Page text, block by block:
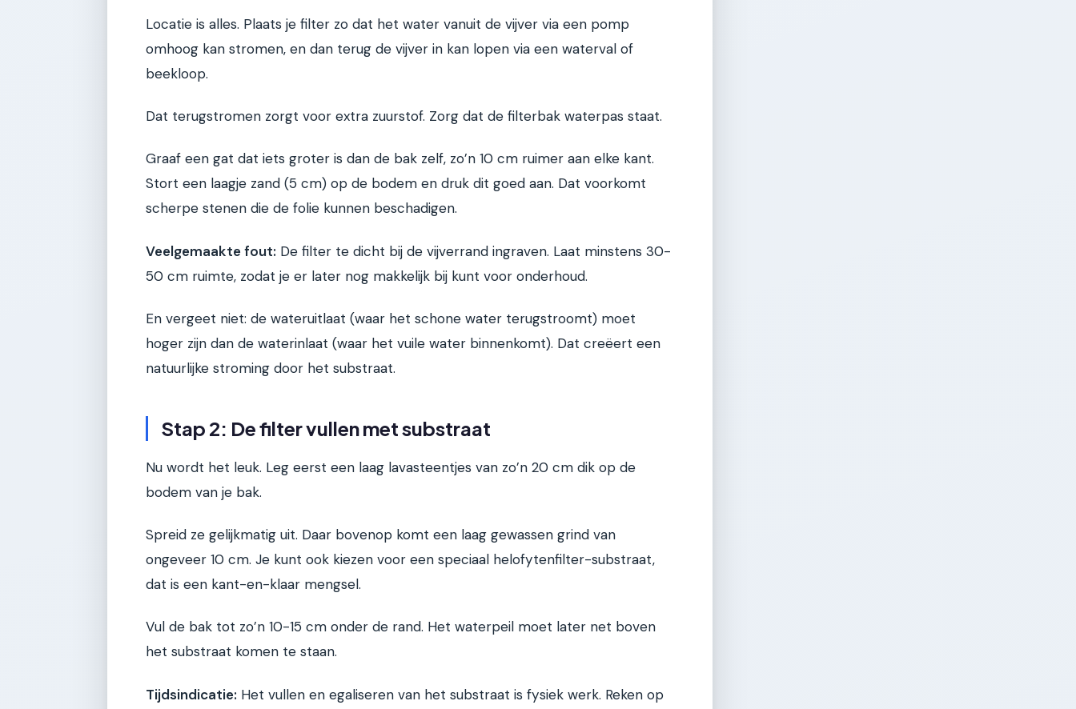
Locatie is alles. Plaats je filter zo dat het water vanuit de vijver via een pomp
omhoog kan stromen, en dan terug de vijver in kan lopen via een waterval of
beekloop.
Dat terugstromen zorgt voor extra zuurstof. Zorg dat de filterbak waterpas staat.
Graaf een gat dat iets groter is dan de bak zelf, zo’n 10 cm ruimer aan elke kant.
Stort een laagje zand (5 cm) op de bodem en druk dit goed aan. Dat voorkomt
scherpe stenen die de folie kunnen beschadigen.
Veelgemaakte fout: De filter te dicht bij de vijverrand ingraven. Laat minstens 30-
50 cm ruimte, zodat je er later nog makkelijk bij kunt voor onderhoud.
En vergeet niet: de wateruitlaat (waar het schone water terugstroomt) moet
hoger zijn dan de waterinlaat (waar het vuile water binnenkomt). Dat creëert een
natuurlijke stroming door het substraat.
Stap 2: De filter vullen met substraat
Nu wordt het leuk. Leg eerst een laag lavasteentjes van zo’n 20 cm dik op de
bodem van je bak.
Spreid ze gelijkmatig uit. Daar bovenop komt een laag gewassen grind van
ongeveer 10 cm. Je kunt ook kiezen voor een speciaal helofytenfilter-substraat,
dat is een kant-en-klaar mengsel.
Vul de bak tot zo’n 10-15 cm onder de rand. Het waterpeil moet later net boven
het substraat komen te staan.
Tijdsindicatie: Het vullen en egaliseren van het substraat is fysiek werk. Reken op